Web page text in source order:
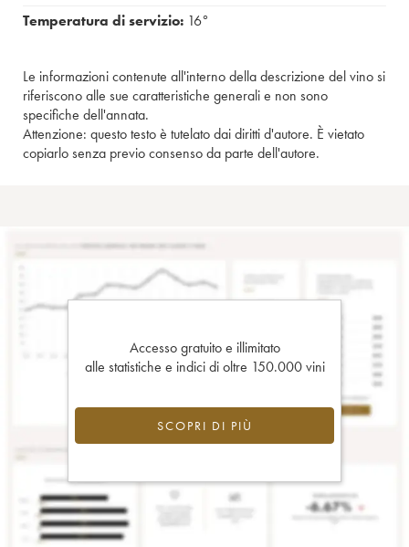
Temperatura di servizio: 16°
Le informazioni contenute all'interno della descrizione del vino si
riferiscono alle sue caratteristiche generali e non sono
specifiche dell'annata.
Attenzione: questo testo è tutelato dai diritti d'autore. È vietato
copiarlo senza previo consenso da parte dell'autore.
Accesso gratuito e illimitato
alle statistiche e indici di oltre 150.000 vini
SCOPRI DI PIÙ